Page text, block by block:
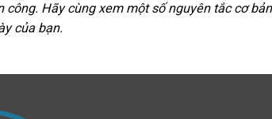
Hãy cùng xem một số nguyên tắc cơ
của bạn.